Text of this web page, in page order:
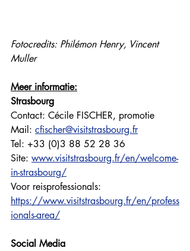
Fotocredits: Philémon Henry, Vincent
Muller
Meer informatie:
Strasbourg
Contact: Cécile FISCHER, promotie
Mail: cfischer@visitstrasbourg.fr
Tel: +33 (0)3 88 52 28 36
Site: www.visitstrasbourg.fr/en/welcome-
in-strasbourg/
Voor reisprofessionals:
https://www.visitstrasbourg.fr/en/profess
ionals-area/
Social Media